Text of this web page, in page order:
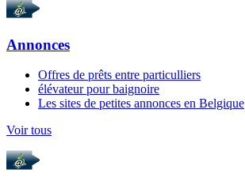
Annonces
Offres de prêts entre particulliers
élévateur pour baignoire
Les sites de petites annonces en Belgique
Voir tous